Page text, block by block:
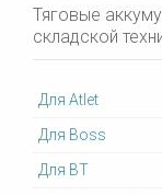
Тяговые
складской
Для Atlet
Для Boss
Для BT